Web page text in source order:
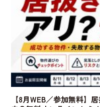
【8月WEB／参加無料】